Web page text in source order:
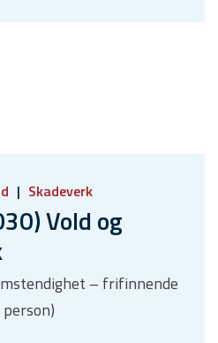
Skadeverk
Vold og
– frifinnende